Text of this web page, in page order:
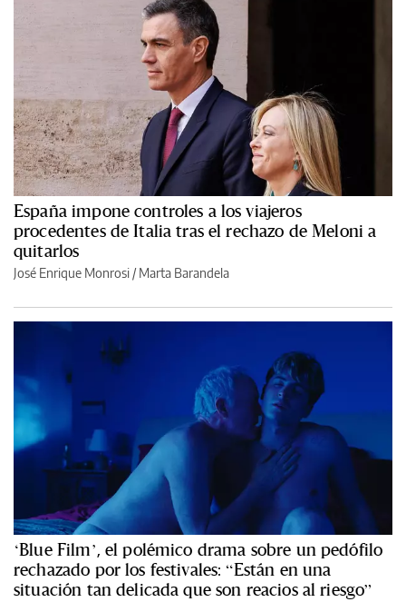
España impone controles a los viajeros
procedentes de Italia tras el rechazo de Meloni a
quitarlos
José Enrique Monrosi / Marta Barandela
‘Blue Film’, el polémico drama sobre un pedófilo
rechazado por los festivales: “Están en una
situación tan delicada que son reacios al riesgo”